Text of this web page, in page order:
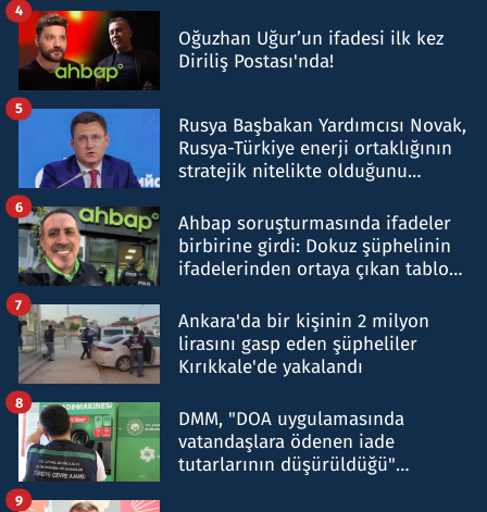
Oğuzhan Uğur’un ifadesi ilk kez
Diriliş Postası'nda!
4
Rusya Başbakan Yardımcısı Novak,
Rusya-Türkiye enerji ortaklığının
stratejik nitelikte olduğunu
5
Ahbap soruşturmasında ifadeler
birbirine girdi: Dokuz şüphelinin
ifadelerinden ortaya çıkan tablo
6
Ankara'da bir kişinin 2 milyon
lirasını gasp eden şüpheliler
Kırıkkale'de yakalandı
7
DMM, "DOA uygulamasında
vatandaşlara ödenen iade
tutarlarının düşürüldüğü"
8
9